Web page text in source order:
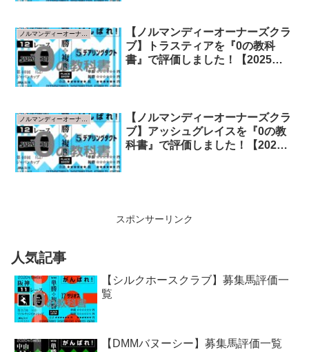
ノルマンディーオーナーズクラブ
【ノルマンディーオーナーズクラ
ブ】トラスティアを『0の教科
書』で評価しました！【2025年
【ノルマンディーオーナーズクラ
ブ】アッシュグレイスを『0の教
科書』で評価しました！【2024
スポンサーリンク
人気記事
【シルクホースクラブ】募集馬評価一
覧
【DMMバヌーシー】募集馬評価一覧